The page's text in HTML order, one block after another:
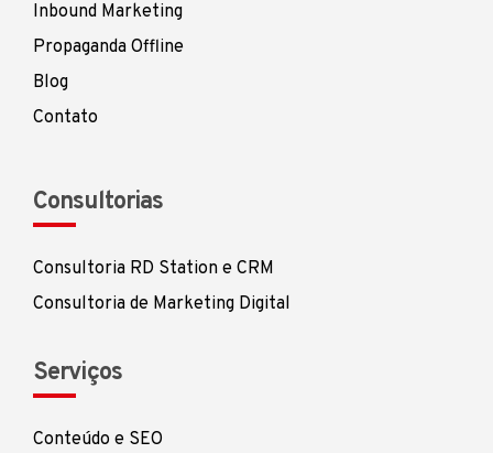
Inbound Marketing
Propaganda Offline
Blog
Contato
Consultorias
Consultoria RD Station e CRM
Consultoria de Marketing Digital
Serviços
Conteúdo e SEO